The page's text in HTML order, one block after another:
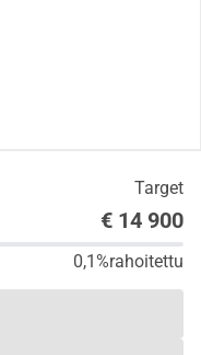
Target
€ 14 900
0,1%rahoitettu